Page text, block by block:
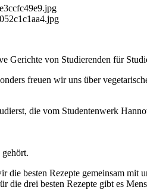
Gerichte von Studierenden für
freuen wir uns über
die vom Studentenwerk
die besten Rezepte gemeinsam mit
die drei besten Rezepte gibt es